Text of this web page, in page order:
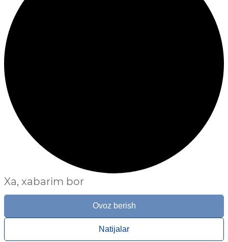
Xa, xabarim bor
Ovoz berish
Natijalar